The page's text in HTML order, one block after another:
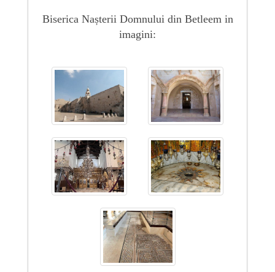
Biserica Nașterii Domnului din Betleem in
imagini: